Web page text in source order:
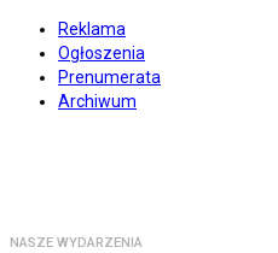
Reklama
Ogłoszenia
Prenumerata
Archiwum
NASZE WYDARZENIA